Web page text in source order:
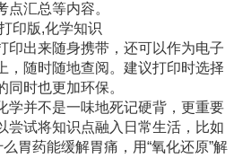
点汇总等内容。
印版,化学知识
印出来随身携带，还可以作为电子
，随时随地查阅。建议打印时选择
时也更加环保。
学并不是一味地死记硬背，更重要
尝试将知识点融入日常生活，比如
么胃药能缓解胃痛，用“氧化还原”解